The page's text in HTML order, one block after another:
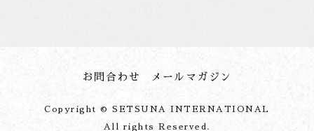
お問合わせ メールマガジン
Copyright © SETSUNA INTERNATIONAL
All rights Reserved.